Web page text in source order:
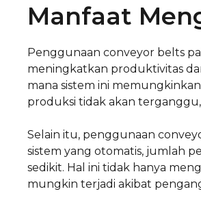
Manfaat
Penggunaan conveyor belts
meningkatkan produktivitas
mana sistem ini
produksi tidak akan
Selain itu, penggunaan
sistem yang otomatis, jumlah
sedikit. Hal ini tidak hanya
mungkin terjadi akibat